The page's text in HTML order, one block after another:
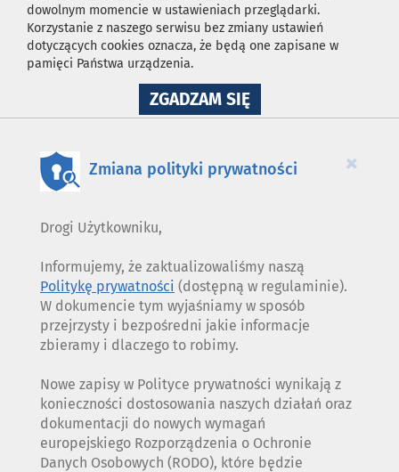
dowolnym momencie w ustawieniach przeglądarki.
Korzystanie z naszego serwisu bez zmiany ustawień
dotyczących cookies oznacza, że będą one zapisane w
pamięci Państwa urządzenia.
ZGADZAM SIĘNA
WYKORZYSTANIE
×
Zmiana polityki prywatności
Drogi Użytkowniku,
Informujemy, że zaktualizowaliśmy naszą
Politykę prywatności (dostępną w regulaminie).
W dokumencie tym wyjaśniamy w sposób
przejrzysty i bezpośredni jakie informacje
zbieramy i dlaczego to robimy.
Nowe zapisy w Polityce prywatności wynikają z
konieczności dostosowania naszych działań oraz
dokumentacji do nowych wymagań
europejskiego Rozporządzenia o Ochronie
Danych Osobowych (RODO), które będzie